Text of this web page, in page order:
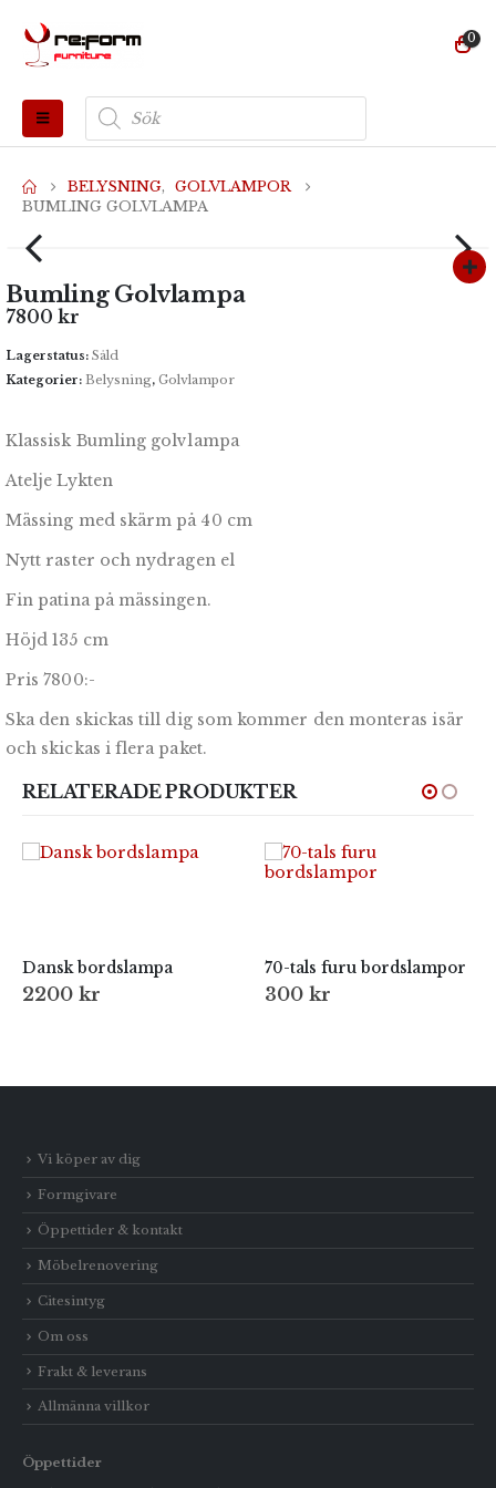
0
Produktsökning
BELYSNING, GOLVLAMPOR
BUMLING GOLVLAMPA
Bumling Golvlampa
7800 kr
Lagerstatus: Såld
Kategorier: Belysning, Golvlampor
Klassisk Bumling golvlampa
Atelje Lykten
Mässing med skärm på 40 cm
Nytt raster och nydragen el
Fin patina på mässingen.
Höjd 135 cm
Pris 7800:-
Ska den skickas till dig som kommer den monteras isär
och skickas i flera paket.
RELATERADE PRODUKTER
Dansk bordslampa
2200 kr
70-tals furu bordslampor
300 kr
Vi köper av dig
Formgivare
Öppettider & kontakt
Möbelrenovering
Citesintyg
Om oss
Frakt & leverans
Allmänna villkor
Öppettider